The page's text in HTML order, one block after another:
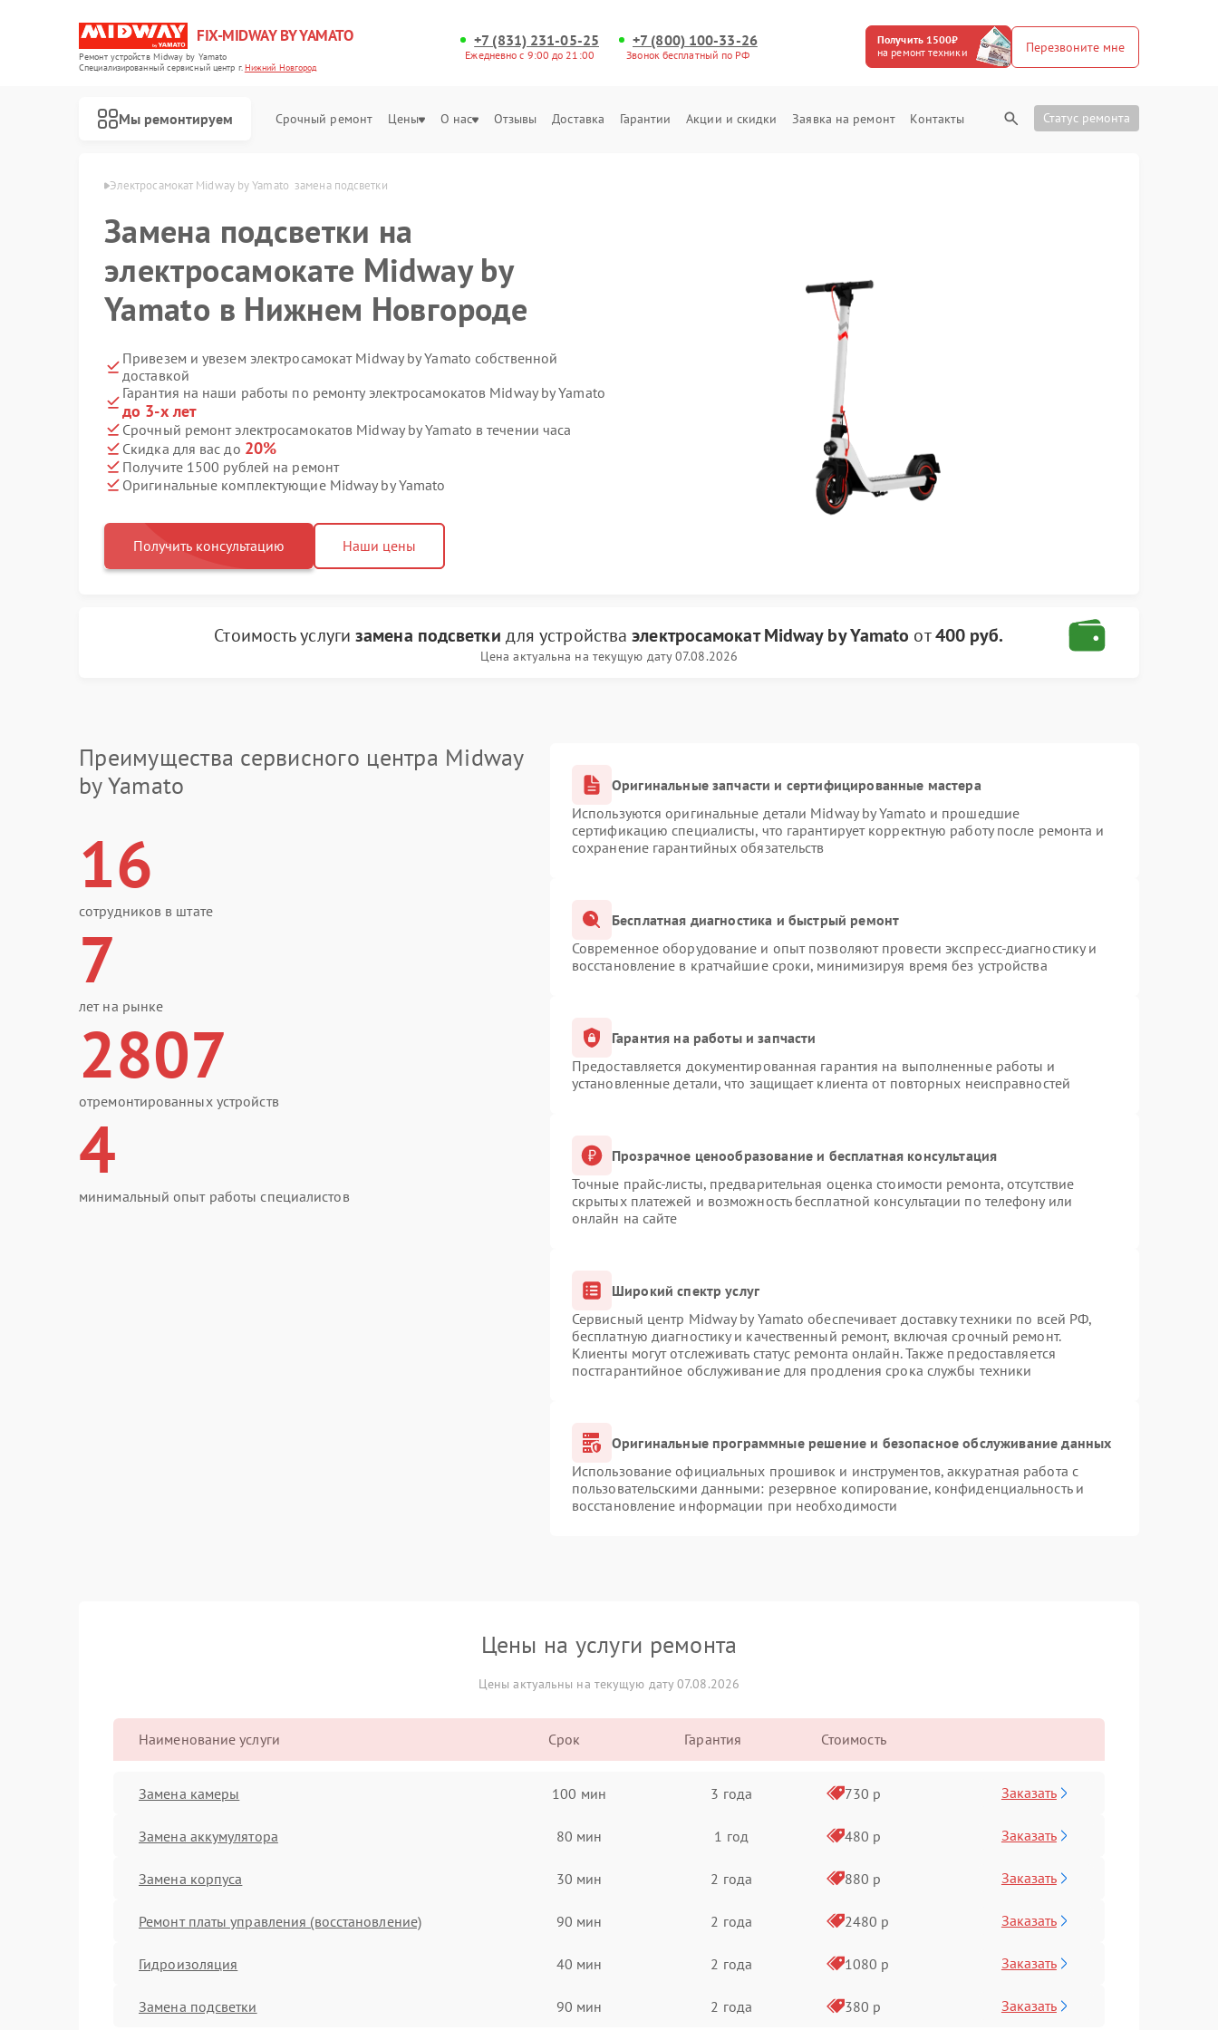
FIX-MIDWAY BY YAMATO
Ремонт устройств Midway by Yamato
Специализированный cервисный центр г.Нижний Новгород
+7 (831) 231-05-25
Ежедневно с 9:00 до 21:00
+7 (800) 100-33-26
Звонок бесплатный по РФ
Получить 1500₽
на ремонт техники
Перезвоните мне
Мы ремонтируем Срочный ремонт Цены О нас Отзывы Доставка Гарантии Акции и скидки Заявка на ремонт Контакты Статус ремонта
Электросамокат Midway by Yamato  замена подсветки
Замена подсветки на
электросамокате Midway by
Yamato в Нижнем Новгороде
Привезем и увезем электросамокат Midway by Yamato собственной
доставкой
Гарантия на наши работы по ремонту электросамокатов Midway by Yamato
до 3-х лет
Срочный ремонт электросамокатов Midway by Yamato в течении часа
Скидка для вас до 20%
Получите 1500 рублей на ремонт
Оригинальные комплектующие Midway by Yamato
Получить консультацию Наши цены
Стоимость услугизамена подсветки для устройстваэлектросамокат Midway by Yamato от400 руб.
Цена актуальна на текущую дату 07.08.2026
Преимущества сервисного центра Midway
by Yamato
16
сотрудников в штате
7
лет на рынке
2807
отремонтированных устройств
4
минимальный опыт работы специалистов
Оригинальные запчасти и сертифицированные мастера
Используются оригинальные детали Midway by Yamato и прошедшие
сертификацию специалисты, что гарантирует корректную работу после ремонта и
сохранение гарантийных обязательств
Бесплатная диагностика и быстрый ремонт
Современное оборудование и опыт позволяют провести экспресс-диагностику и
восстановление в кратчайшие сроки, минимизируя время без устройства
Гарантия на работы и запчасти
Предоставляется документированная гарантия на выполненные работы и
установленные детали, что защищает клиента от повторных неисправностей
Прозрачное ценообразование и бесплатная консультация
Точные прайс-листы, предварительная оценка стоимости ремонта, отсутствие
скрытых платежей и возможность бесплатной консультации по телефону или
онлайн на сайте
Широкий спектр услуг
Сервисный центр Midway by Yamato обеспечивает доставку техники по всей РФ,
бесплатную диагностику и качественный ремонт, включая срочный ремонт.
Клиенты могут отслеживать статус ремонта онлайн. Также предоставляется
постгарантийное обслуживание для продления срока службы техники
Оригинальные программные решение и безопасное обслуживание данных
Использование официальных прошивок и инструментов, аккуратная работа с
пользовательскими данными: резервное копирование, конфиденциальность и
восстановление информации при необходимости
Цены на услуги ремонта
Цены актуальны на текущую дату 07.08.2026
Наименование услуги Срок Гарантия Стоимость
Замена камеры 100 мин 3 года 730 р Заказать
Замена аккумулятора 80 мин 1 год 480 р Заказать
Замена корпуса 30 мин 2 года 880 р Заказать
Ремонт платы управления (восстановление) 90 мин 2 года 2480 р Заказать
Гидроизоляция 40 мин 2 года 1080 р Заказать
Замена подсветки 90 мин 2 года 380 р Заказать